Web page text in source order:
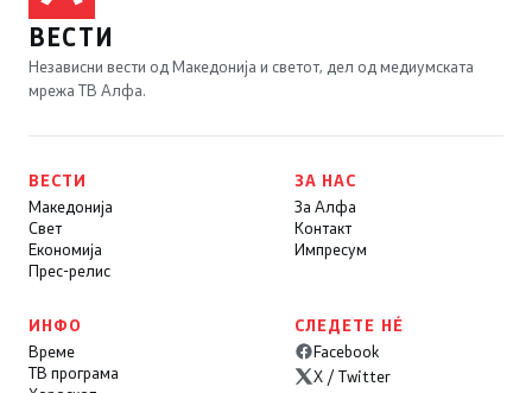
ВЕСТИ
Независни вести од Македонија и светот, дел од медиумската
мрежа ТВ Алфа.
ВЕСТИ
Македонија
Свет
Економија
Прес-релис
ЗА НАС
За Алфа
Контакт
Импресум
ИНФО
Време
ТВ програма
СЛЕДЕТЕ НÉ
Facebook
X / Twitter